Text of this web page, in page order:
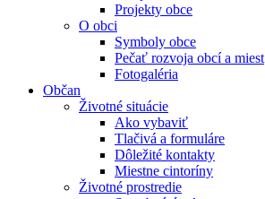
Projekty obce
O obci
Symboly obce
Pečať rozvoja obcí a miest
Fotogaléria
Občan
Životné situácie
Ako vybaviť
Tlačivá a formuláre
Dôležité kontakty
Miestne cintoríny
Životné prostredie